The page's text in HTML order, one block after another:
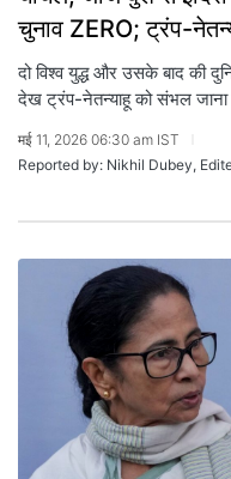
चुनाव ZERO; ट्रंप-
दो विश्व युद्ध और उसके बाद की
देख ट्रंप-नेतन्याहू को संभल जाना
मई 11, 2026 06:30 am IST
Reported by: Nikhil Dubey,